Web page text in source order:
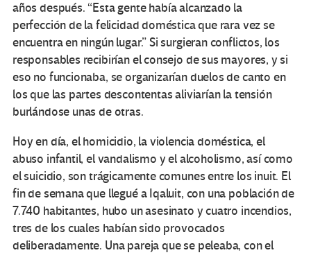
años después. “Esta gente había alcanzado la
perfección de la felicidad doméstica que rara vez se
encuentra en ningún lugar.” Si surgieran conflictos, los
responsables recibirían el consejo de sus mayores, y si
eso no funcionaba, se organizarían duelos de canto en
los que las partes descontentas aliviarían la tensión
burlándose unas de otras.
Hoy en día, el homicidio, la violencia doméstica, el
abuso infantil, el vandalismo y el alcoholismo, así como
el suicidio, son trágicamente comunes entre los inuit. El
fin de semana que llegué a Iqaluit, con una población de
7.740 habitantes, hubo un asesinato y cuatro incendios,
tres de los cuales habían sido provocados
deliberadamente. Una pareja que se peleaba, con el